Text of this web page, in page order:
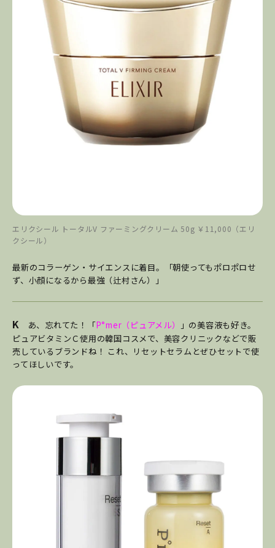
エリクシール トータルV ファーミングクリーム 50g ￥11,000（エリ
クシール）
最新のコラーゲン・サイエンスに着目。「朝使ってもポロポロせ
ず、小顔になるから最強（辻村さん）」
K あ、忘れてた！「P°mer（ピュアメル）
」の美容液も好き。
ピュアビタミンＣ使用の韓国コスメで、美容クリニックなどで販
売しているブランドね！ これ、リセットセラムとぜひセットで使
ってほしいです。